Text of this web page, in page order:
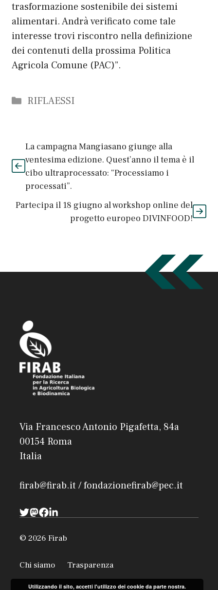
trasformazione sostenibile dei sistemi
alimentari. Andrà verificato come tale
interesse trovi riscontro nella definizione
dei contenuti della prossima Politica
Agricola Comune (PAC)”.
Categorie
RIFLAESSI
La campagna Mangiasano giunge alla
ventesima edizione. Quest’anno il tema è il
cibo ultraprocessato: “Processiamo i
processati”.
Partecipa il 18 giugno al workshop online del
progetto europeo DIVINFOOD!
Via Francesco Antonio Pigafetta, 84a
00154 Roma
Italia
firab@firab.it / fondazionefirab@pec.it
© 2026 Firab
Chi siamo Trasparenza
Utilizzando il sito, accetti l'utilizzo dei cookie da parte nostra.